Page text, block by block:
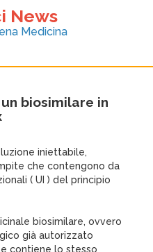
News
Medicina
biosimilare in
iniettabile,
che contengono da
( UI ) del principio
biosimilare, ovvero
già autorizzato
contiene lo stesso